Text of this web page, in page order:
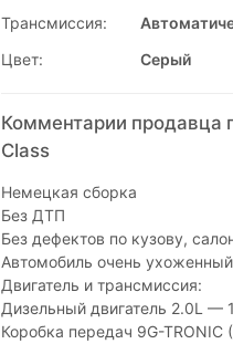
Трансмиссия:
Цвет:
Серый
Комментарии продавца
Class
Немецкая сборка
Без ДТП
Без дефектов по кузову,
Автомобиль очень ухоженный
Двигатель и трансмиссия:
Дизельный двигатель 2.0L —
Коробка передач 9G-TRONIC